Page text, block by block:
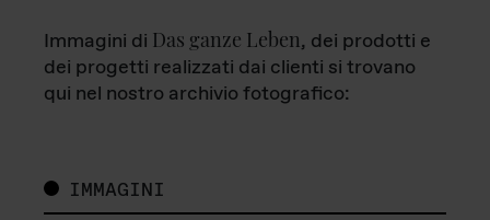
Immagini di Das ganze Leben, dei prodotti e
dei progetti realizzati dai clienti si trovano
qui nel nostro archivio fotografico:
IMMAGINI